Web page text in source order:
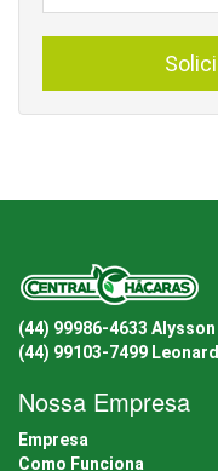
(44) 99986-4633 Alysson
(44) 99103-7499
Nossa Empresa
Empresa
Como Funciona